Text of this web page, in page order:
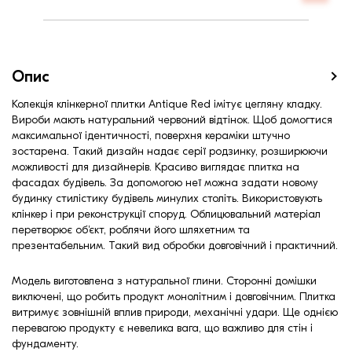
Опис
Колекція клінкерної плитки Antique Red імітує цегляну кладку.
Вироби мають натуральний червоний відтінок. Щоб домогтися
максимальної ідентичності, поверхня кераміки штучно
зостарена. Такий дизайн надає серії родзинку, розширюючи
можливості для дизайнерів. Красиво виглядає плитка на
фасадах будівель. За допомогою неї можна задати новому
будинку стилістику будівель минулих століть. Використовують
клінкер і при реконструкції споруд. Облицювальний матеріал
перетворює об'єкт, роблячи його шляхетним та
презентабельним. Такий вид обробки довговічний і практичний.
Модель виготовлена з натуральної глини. Сторонні домішки
виключені, що робить продукт монолітним і довговічним. Плитка
витримує зовнішній вплив природи, механічні удари. Ще однією
перевагою продукту є невелика вага, що важливо для стін і
фундаменту.